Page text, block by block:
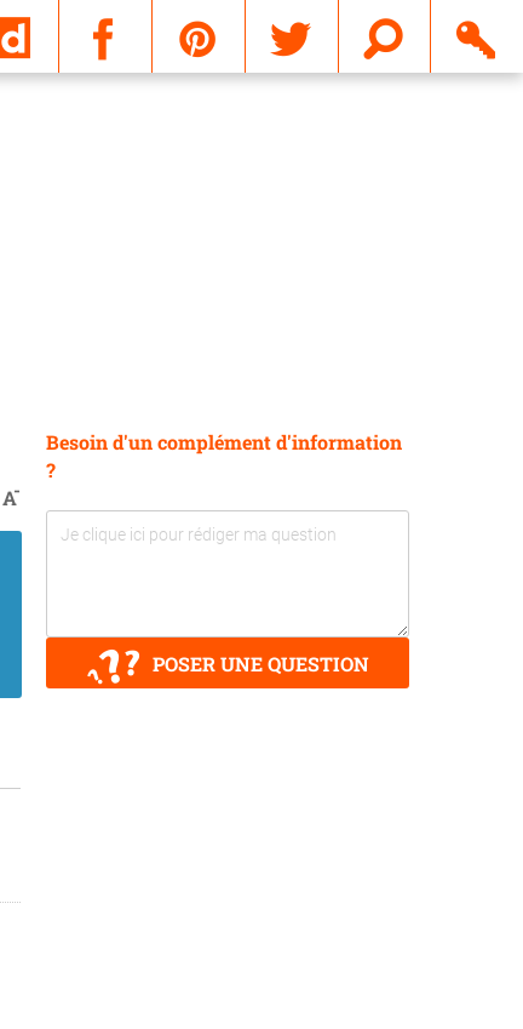
A-
Besoin d'un complément d'information
?
POSER UNE QUESTION